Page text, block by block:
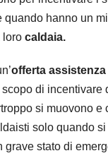
quando hanno un
loro caldaia.
offerta
di incentivare
si muovono e
solo quando si
stato di